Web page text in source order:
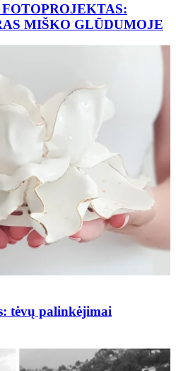
MIŠKO GLŪDUMOJE
tėvų palinkėjimai